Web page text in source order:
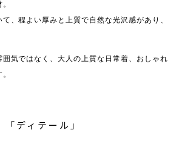
、程よい厚みと上質で自然な光沢感があり、
気ではなく、大人の上質な日常着、おしゃれ
「ディテール」